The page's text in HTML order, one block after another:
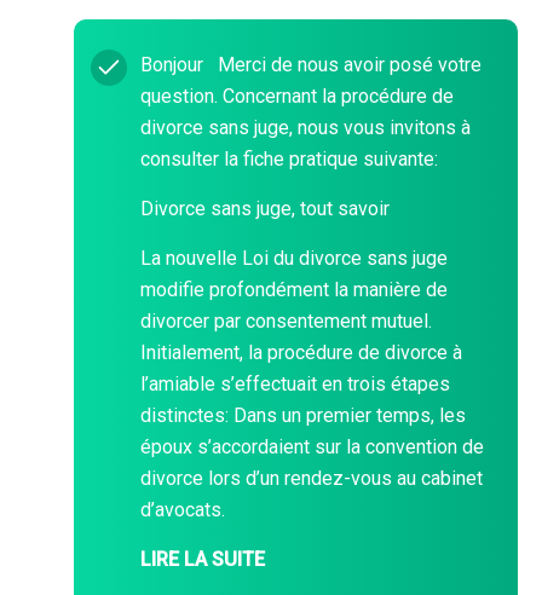
Bonjour Merci de nous avoir posé votre
question. Concernant la procédure de
divorce sans juge, nous vous invitons à
consulter la fiche pratique suivante:
Divorce sans juge, tout savoir
La nouvelle Loi du divorce sans juge
modifie profondément la manière de
divorcer par consentement mutuel.
Initialement, la procédure de divorce à
l’amiable s’effectuait en trois étapes
distinctes: Dans un premier temps, les
époux s’accordaient sur la convention de
divorce lors d’un rendez-vous au cabinet
d’avocats.
LIRE LA SUITE